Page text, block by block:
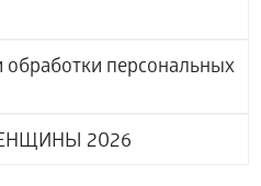
персональных
2026